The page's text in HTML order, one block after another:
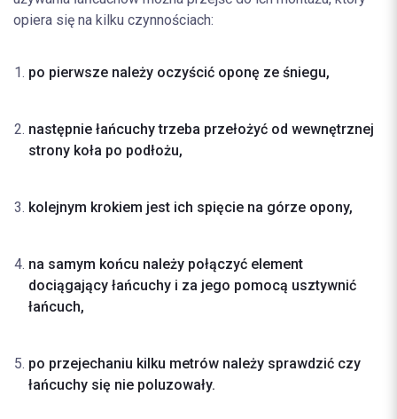
opiera się na kilku czynnościach:
po pierwsze należy oczyścić oponę ze śniegu,
następnie łańcuchy trzeba przełożyć od wewnętrznej
strony koła po podłożu,
kolejnym krokiem jest ich spięcie na górze opony,
na samym końcu należy połączyć element
dociągający łańcuchy i za jego pomocą usztywnić
łańcuch,
po przejechaniu kilku metrów należy sprawdzić czy
łańcuchy się nie poluzowały.